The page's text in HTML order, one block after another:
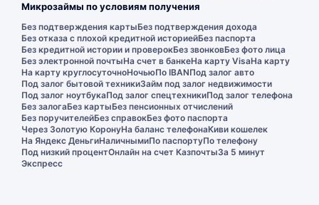
Микрозаймы по условиям получения
Без подтверждения картыБез подтверждения дохода
Без отказа с плохой кредитной историейБез паспорта
Без кредитной истории и проверокБез звонковБез фото лица
Без электронной почтыНа счет в банкеНа карту VisaНа карту
На карту круглосуточноНочьюПо IBANПод залог авто
Под залог бытовой техникиЗайм под залог недвижимости
Под залог ноутбукаПод залог спецтехникиПод залог телефона
Без залогаБез картыБез пенсионных отчислений
Без поручителейБез справокБез фото паспорта
Через Золотую КоронуНа баланс телефонаКиви кошелек
На Яндекс ДеньгиНаличнымиПо паспортуПо телефону
Под низкий процентОнлайн на счет КазпочтыЗа 5 минут
Экспресс